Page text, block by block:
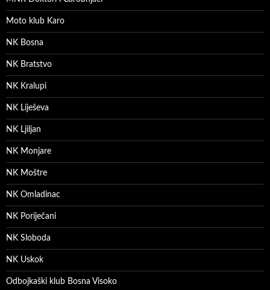
Moto klub Karo
NK Bosna
NK Bratstvo
NK Kralupi
NK Liješeva
NK Ljiljan
NK Monjare
NK Moštre
NK Omladinac
NK Poriječani
NK Sloboda
NK Uskok
Odbojkaški klub Bosna Visoko